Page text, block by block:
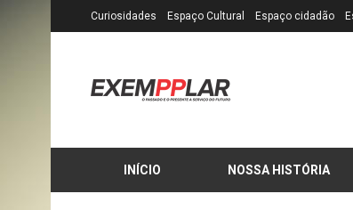
Curiosidades Espaço Cultural Espaço cidadão
INÍCIO NOSSA HISTÓRIA